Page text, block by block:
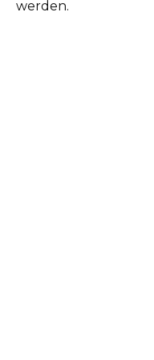
werden.